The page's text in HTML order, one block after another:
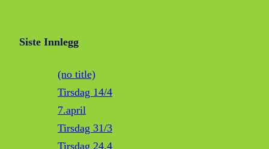
Siste Innlegg
(no title)
Tirsdag 14/4
7.april
Tirsdag 31/3
Tirsdag 24.4